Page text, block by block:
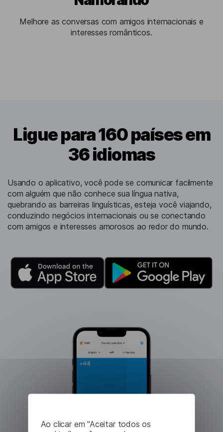
Ao clicar em "Aceitar todos os
Melhore as conversas com amigos internacionais e
interesses românticos.
Ligue para 160 países em
36 idiomas
Usando o aplicativo, você pode se comunicar facilmente
com alguém que não conhece sua língua nativa,
quebrando as barreiras linguísticas, esteja você viajando,
conduzindo negócios internacionais ou se conectando
com amigos e interesses amorosos ao redor do mundo.